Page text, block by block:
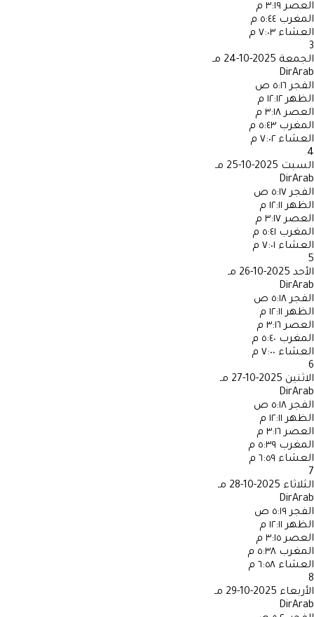
العصر ٣:١٩ م
المغرب ٥:٤٤ م
العشاء ٧:٠٣ م
3
الجمعة 2025-10-24 مـ
DirArab
الفجر ٥:١٦ ص
الظهر ١٢:١٢ م
العصر ٣:١٨ م
المغرب ٥:٤٣ م
العشاء ٧:٠٢ م
4
السبت 2025-10-25 مـ
DirArab
الفجر ٥:١٧ ص
الظهر ١٢:١١ م
العصر ٣:١٧ م
المغرب ٥:٤١ م
العشاء ٧:٠١ م
5
الأحد 2025-10-26 مـ
DirArab
الفجر ٥:١٨ ص
الظهر ١٢:١١ م
العصر ٣:١٦ م
المغرب ٥:٤٠ م
العشاء ٧:٠٠ م
6
الاثنين 2025-10-27 مـ
DirArab
الفجر ٥:١٨ ص
الظهر ١٢:١١ م
العصر ٣:١٦ م
المغرب ٥:٣٩ م
العشاء ٦:٥٩ م
7
الثلاثاء 2025-10-28 مـ
DirArab
الفجر ٥:١٩ ص
الظهر ١٢:١١ م
العصر ٣:١٥ م
المغرب ٥:٣٨ م
العشاء ٦:٥٨ م
8
الأربعاء 2025-10-29 مـ
DirArab